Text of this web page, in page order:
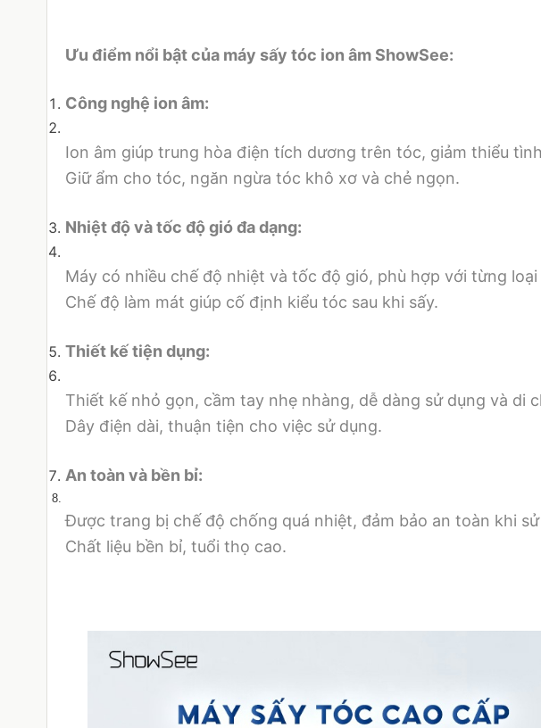
Ưu điểm nổi bật của máy sấy tóc ion âm ShowSee:
Công nghệ ion âm:
Ion âm giúp trung hòa điện tích dương trên tóc, giảm thiểu
Giữ ẩm cho tóc, ngăn ngừa tóc khô xơ và chẻ ngọn.
Nhiệt độ và tốc độ gió đa dạng:
Máy có nhiều chế độ nhiệt và tốc độ gió, phù hợp với từng
Chế độ làm mát giúp cố định kiểu tóc sau khi sấy.
Thiết kế tiện dụng:
Thiết kế nhỏ gọn, cầm tay nhẹ nhàng, dễ dàng sử dụng và di
Dây điện dài, thuận tiện cho việc sử dụng.
An toàn và bền bỉ:
Được trang bị chế độ chống quá nhiệt, đảm bảo an toàn khi
Chất liệu bền bỉ, tuổi thọ cao.